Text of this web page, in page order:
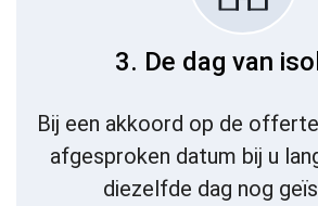
3. De dag van
Bij een akkoord op de
afgesproken datum bij u
diezelfde dag nog